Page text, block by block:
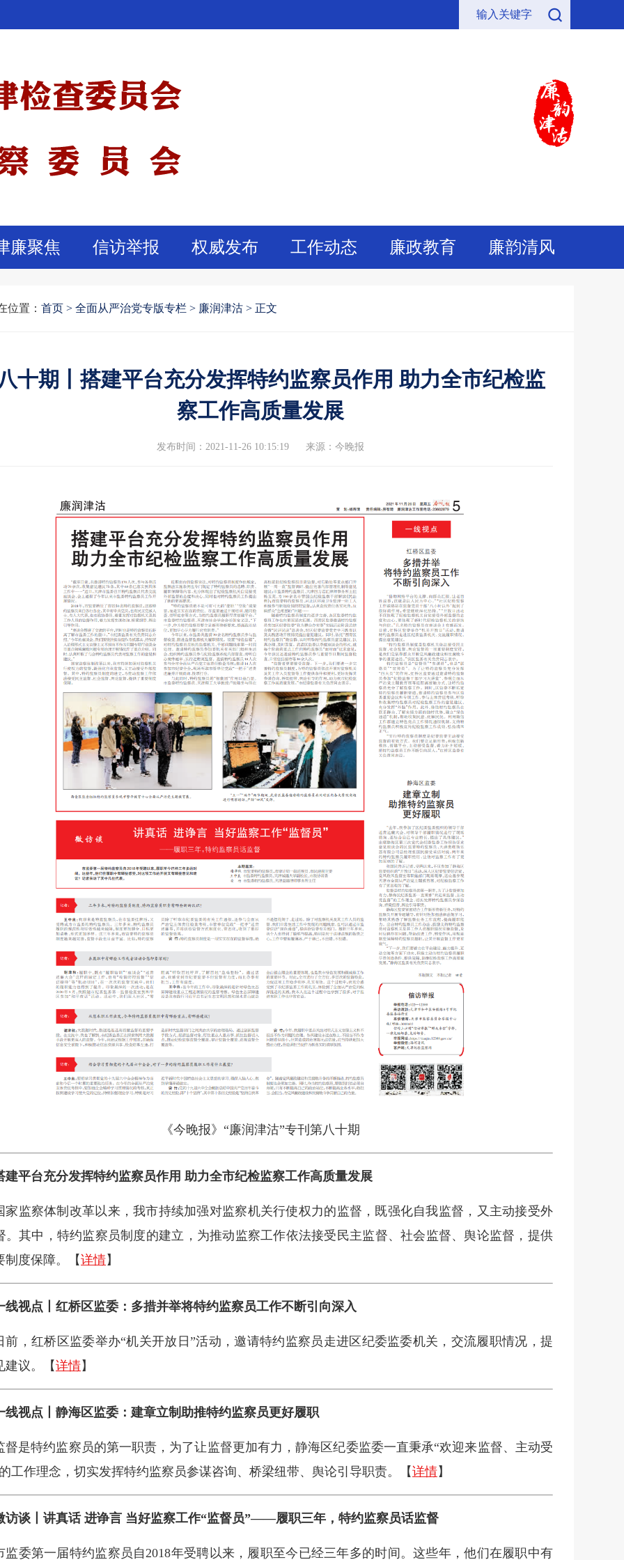
廉聚焦 信访举报 权威发布 工作动态 廉政教育 廉韵清风
位置： 首页 > 全面从严治党专版专栏 > 廉润津沽 > 正文
十期丨搭建平台充分发挥特约监察员作用 助力全市纪检监
察工作高质量发展
发布时间：2021-11-26 10:15:19 来源：今晚报
《今晚报》“廉润津沽”专刊第八十期
建平台充分发挥特约监察员作用 助力全市纪检监察工作高质量发展
家监察体制改革以来，我市持续加强对监察机关行使权力的监督，既强化自我监督，又主动接受外
。其中，特约监察员制度的建立，为推动监察工作依法接受民主监督、社会监督、舆论监督，提供
制度保障。【详情】
线视点丨红桥区监委：多措并举将特约监察员工作不断引向深入
前，红桥区监委举办“机关开放日”活动，邀请特约监察员走进区纪委监委机关，交流履职情况，提
建议。【详情】
线视点丨静海区监委：建章立制助推特约监察员更好履职
督是特约监察员的第一职责，为了让监督更加有力，静海区纪委监委一直秉承“欢迎来监督、主动受
工作理念，切实发挥特约监察员参谋咨询、桥梁纽带、舆论引导职责。【详情】
访谈丨讲真话 进诤言 当好监察工作“监督员”——履职三年，特约监察员话监督
监委第一届特约监察员自2018年受聘以来，履职至今已经三年多的时间。这些年，他们在履职中有